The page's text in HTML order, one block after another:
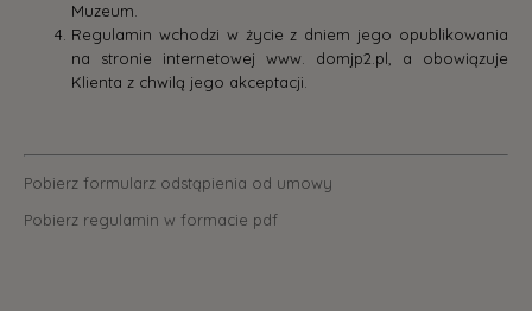
Muzeum.
Regulamin wchodzi w życie z dniem jego opublikowania
na stronie internetowej www. domjp2.pl, a obowiązuje
Klienta z chwilą jego akceptacji.
Pobierz formularz odstąpienia od umowy
Pobierz regulamin w formacie pdf